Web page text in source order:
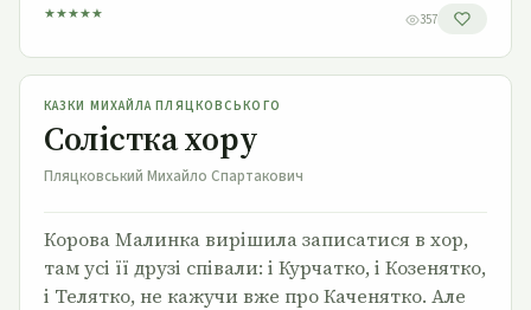
★★★★★ 357
Солістка хору
КАЗКИ МИХАЙЛА ПЛЯЦКОВСЬКОГО
Солістка хору
Пляцковський Михайло Спартакович
Корова Малинка вирішила записатися в хор,
там усі її друзі співали: і Курчатко, і Козенятко,
і Телятко, не кажучи вже про Каченятко. Але